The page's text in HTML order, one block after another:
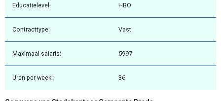
Educatielevel: HBO
Contracttype: Vast
Maximaal salaris: 5997
Uren per week: 36